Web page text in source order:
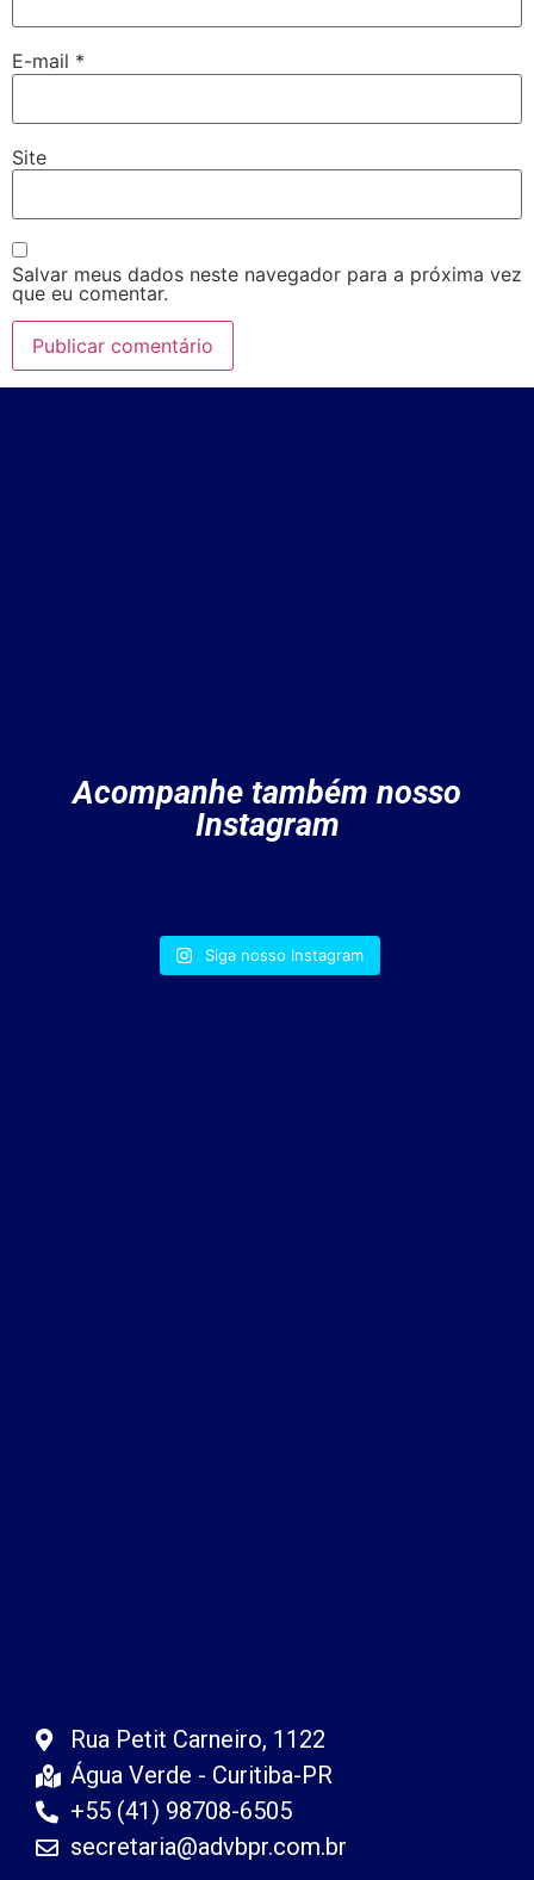
E-mail *
Site
Salvar meus dados neste navegador para a próxima vez
que eu comentar.
Acompanhe também nosso
Instagram
Siga nosso Instagram
Rua Petit Carneiro, 1122
Água Verde - Curitiba-PR
+55 (41) 98708-6505
secretaria@advbpr.com.br